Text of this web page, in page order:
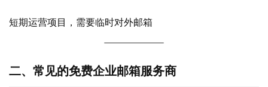
短期运营项目，需要临时对外邮箱
二、 常见的免费企业邮箱服务商